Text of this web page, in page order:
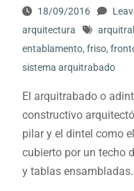
18/09/2016
arquitectura
entablamento, friso,
sistema arquitrabado
El arquitrabado o
constructivo
pilar y el dintel como
cubierto por un techo
y tablas